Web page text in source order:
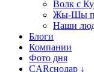
Волк с
Жы-Шы
Наши
Блоги
Компании
Фото дня
CARснодар ↓